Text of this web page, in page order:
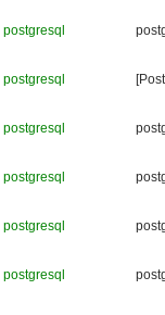
postgresql post
postgresql [Post
postgresql post
postgresql post
postgresql post
postgresql post